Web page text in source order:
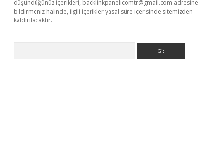
düşündüğünüz içerikleri, backlinkpanelicomtr@gmail.com adresine
bildirmeniz halinde, ilgili içerikler yasal süre içerisinde sitemizden
kaldırılacaktır.